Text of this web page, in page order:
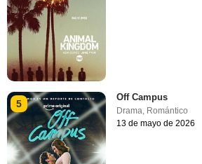
5
Off Campus
Drama Romántico
13 de mayo de 2026